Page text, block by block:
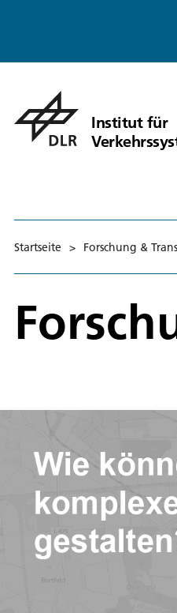
Institut für
Startseite > Forschung &